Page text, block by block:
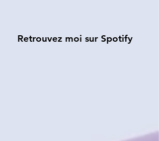
Retrouvez moi sur Spotify